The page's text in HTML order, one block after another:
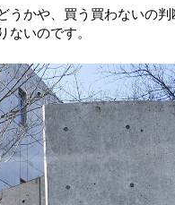
うかや、買う買わないの
ないのです。